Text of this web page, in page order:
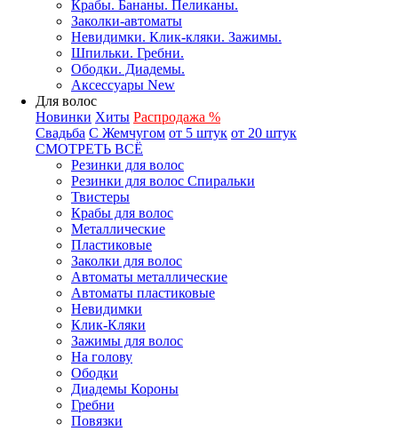
Крабы. Бананы. Пеликаны.
Заколки-автоматы
Невидимки. Клик-кляки. Зажимы.
Шпильки. Гребни.
Ободки. Диадемы.
Аксессуары New
Для волос
Новинки Хиты Распродажа %
Свадьба С Жемчугом от 5 штук от 20 штук
СМОТРЕТЬ ВСЁ
Резинки для волос
Резинки для волос Спиральки
Твистеры
Крабы для волос
Металлические
Пластиковые
Заколки для волос
Автоматы металлические
Автоматы пластиковые
Невидимки
Клик-Кляки
Зажимы для волос
На голову
Ободки
Диадемы Короны
Гребни
Повязки